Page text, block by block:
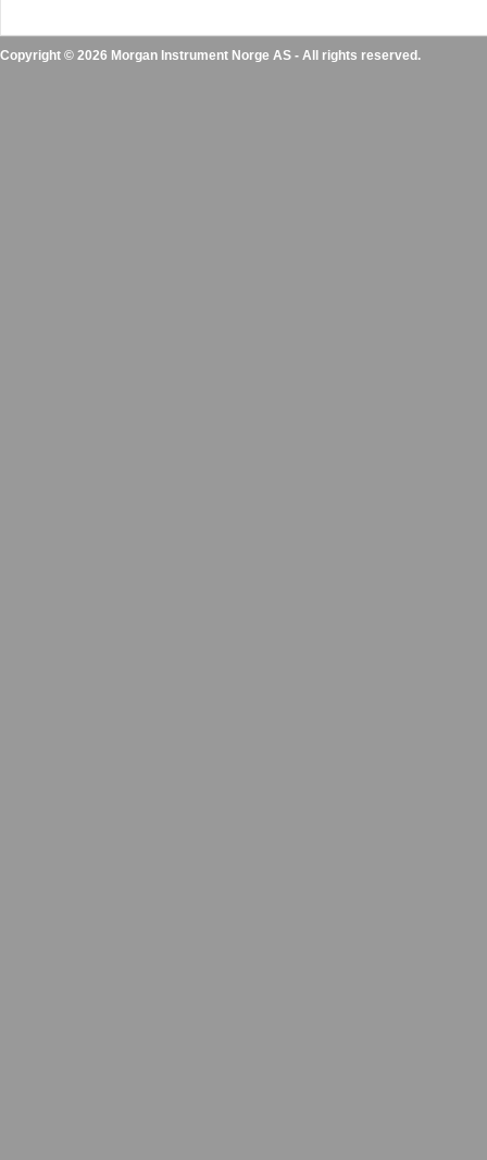
Copyright © 2026 Morgan Instrument Norge AS - All rights reserved.